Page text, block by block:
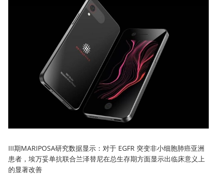
III期MARIPOSA研究数据显示：对于 EGFR 突变非小细胞肺癌亚洲
患者，埃万妥单抗联合兰泽替尼在总生存期方面显示出临床意义上
的显著改善